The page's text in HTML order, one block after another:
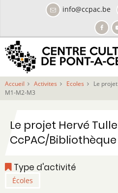
principal
info@ccpac.be
Accueil Activites Ecoles
Le
M1-M2-M3
Le projet Hervé
CcPAC/
Type d'activité
Écoles